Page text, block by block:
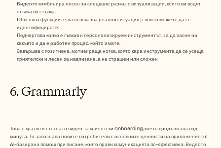
Видеото комбинира лесен за следване разказ с визуализации, които ви водят
стъпка по стъпка.
Обяснява функциите, като показва реални ситуации, с които можете да се
идентифицирате.
Подчертава колко е гъвкав и персонализируем инструментът, за да пасне на
какъвто и да е работен процес, който имате.
Завършва с позитивна, мотивираща нотка, която кара инструмента да се усеща
приятелски и лесен за навлизане, а не страшен или сложен
6. Grammarly
Това е кратко и стегнато видео за клиентски onboarding, което продължава под
минута. То запознава новите потребители с основните ценности на приложението:
AI-базирана помощ при писане, която прави комуникацията по-ефективна. Видеото